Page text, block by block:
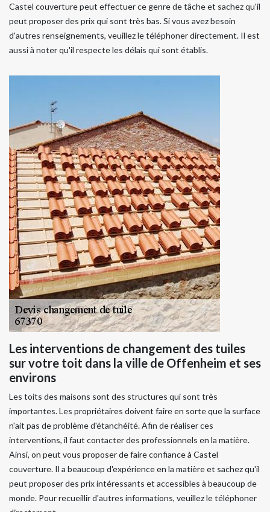
Castel couverture peut effectuer ce genre de tâche et sachez qu'il
peut proposer des prix qui sont très bas. Si vous avez besoin
d'autres renseignements, veuillez le téléphoner directement. Il est
aussi à noter qu'il respecte les délais qui sont établis.
Les interventions de changement des tuiles
sur votre toit dans la ville de Offenheim et ses
environs
Les toits des maisons sont des structures qui sont très
importantes. Les propriétaires doivent faire en sorte que la surface
n'ait pas de problème d'étanchéité. Afin de réaliser ces
interventions, il faut contacter des professionnels en la matière.
Ainsi, on peut vous proposer de faire confiance à Castel
couverture. Il a beaucoup d'expérience en la matière et sachez qu'il
peut proposer des prix intéressants et accessibles à beaucoup de
monde. Pour recueillir d'autres informations, veuillez le téléphoner